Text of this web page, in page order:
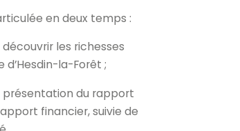
en deux temps :
les richesses
la-Forêt ;
présentation du rapport
financier, suivie de